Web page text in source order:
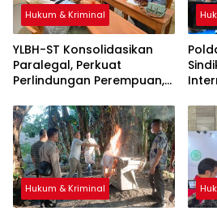
Hukum & Kriminal
YLBH-ST Konsolidasikan
Paralegal, Perkuat
Perlindungan Perempuan,
Asal
Hukum & Kriminal